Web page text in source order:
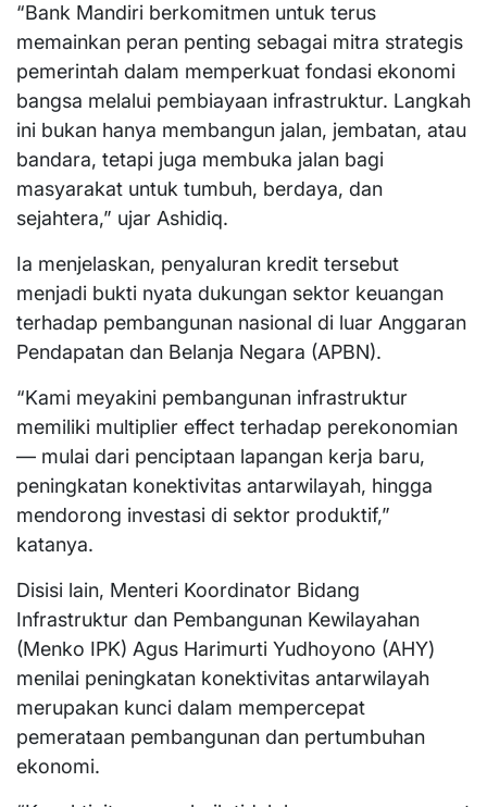
“Bank Mandiri berkomitmen untuk terus
memainkan peran penting sebagai mitra strategis
pemerintah dalam memperkuat fondasi ekonomi
bangsa melalui pembiayaan infrastruktur. Langkah
ini bukan hanya membangun jalan, jembatan, atau
bandara, tetapi juga membuka jalan bagi
masyarakat untuk tumbuh, berdaya, dan
sejahtera,” ujar Ashidiq.
Ia menjelaskan, penyaluran kredit tersebut
menjadi bukti nyata dukungan sektor keuangan
terhadap pembangunan nasional di luar Anggaran
Pendapatan dan Belanja Negara (APBN).
“Kami meyakini pembangunan infrastruktur
memiliki multiplier effect terhadap perekonomian
— mulai dari penciptaan lapangan kerja baru,
peningkatan konektivitas antarwilayah, hingga
mendorong investasi di sektor produktif,”
katanya.
Disisi lain, Menteri Koordinator Bidang
Infrastruktur dan Pembangunan Kewilayahan
(Menko IPK) Agus Harimurti Yudhoyono (AHY)
menilai peningkatan konektivitas antarwilayah
merupakan kunci dalam mempercepat
pemerataan pembangunan dan pertumbuhan
ekonomi.